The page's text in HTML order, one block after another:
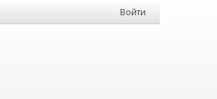
Войти